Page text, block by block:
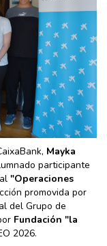
Mayka
participante
"Operaciones
promovida por
del Grupo de
Fundación "la
2026.